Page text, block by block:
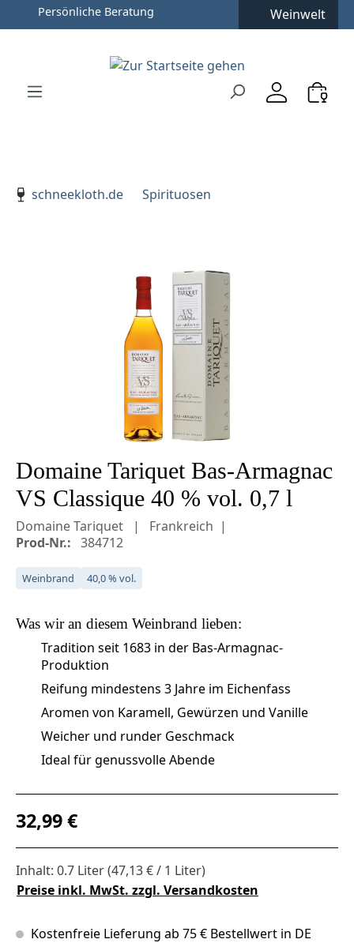
Zum Hauptinhalt springen
Zur Hauptnavigation springen
Persönliche Beratung Weinwelt
schneekloth.de
Spirituosen
Bildergalerie überspringen
Domaine Tariquet Bas-Armagnac
VS Classique 40 % vol. 0,7 l
Domaine Tariquet
Frankreich
Prod-Nr.: 384712
Weinbrand 40,0 % vol.
Was wir an diesem Weinbrand lieben:
Tradition seit 1683 in der Bas-Armagnac-
Produktion
Reifung mindestens 3 Jahre im Eichenfass
Aromen von Karamell, Gewürzen und Vanille
Weicher und runder Geschmack
Ideal für genussvolle Abende
Regulärer Preis:
32,99 €
Inhalt: 0.7 Liter(47,13 € / 1 Liter)
Preise inkl. MwSt. zzgl. Versandkosten
Kostenfreie Lieferung ab 75 € Bestellwert in DE